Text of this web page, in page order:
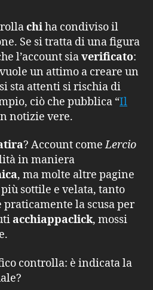
chiha condiviso il
Se si tratta di una figura
l’account siaverificato:
un attimo a creare un
sta attenti si rischia di
ciò che pubblica “Il
notizie vere.
? Account comeLercio
in maniera
, ma molte altre pagine
sottile e velata, tanto
praticamente la scusa per
acchiappaclick, mossi
controlla: è indicata la